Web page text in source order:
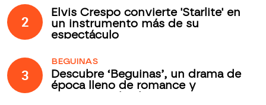
2
Elvis Crespo convierte 'Starlite' en
un instrumento más de su
espectáculo
3
BEGUINAS
Descubre ‘Beguinas’, un drama de
época lleno de romance y